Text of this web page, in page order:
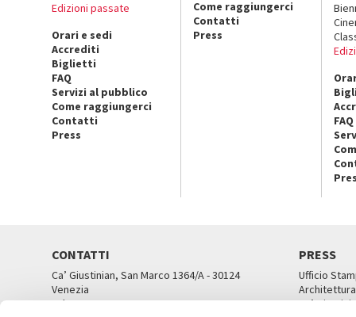
Edizioni passate
Orari e sedi
Accrediti
Biglietti
FAQ
Servizi al pubblico
Come raggiungerci
Contatti
Press
Come raggiungerci
Contatti
Press
FAQ
CONTATTI
Ca’ Giustinian, San Marco 1364/A - 30124
Venezia
Tel. 041 5218711
PRESS
Ufficio
Architettura
Ca’